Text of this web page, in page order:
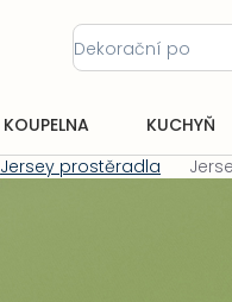
KOUPELNA KUCHYŇ
Jersey prostěradla